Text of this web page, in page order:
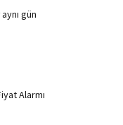
aynı gün
Alarmı